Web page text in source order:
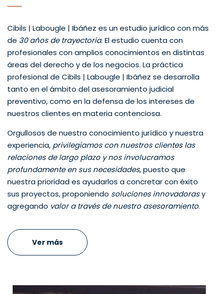
Cibils | Labougle | Ibáñez es un estudio jurídico con más
de 30 años de trayectoria. El estudio cuenta con
profesionales con amplios conocimientos en distintas
áreas del derecho y de los negocios. La práctica
profesional de Cibils | Labougle | Ibáñez se desarrolla
tanto en el ámbito del asesoramiento judicial
preventivo, como en la defensa de los intereses de
nuestros clientes en materia contenciosa.
Orgullosos de nuestro conocimiento jurídico y nuestra
experiencia, privilegiamos con nuestros clientes las
relaciones de largo plazo y nos involucramos
profundamente en sus necesidades, puesto que
nuestra prioridad es ayudarlos a concretar con éxito
sus proyectos, proponiendo soluciones innovadorasy
agregando valor a través de nuestro asesoramiento.
Ver más